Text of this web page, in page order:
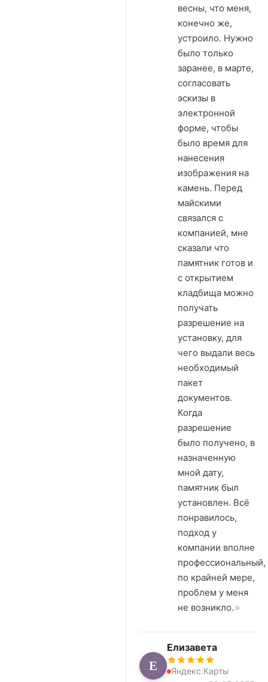
весны, что меня,
конечно же,
устроило. Нужно
было только
заранее, в марте,
согласовать
эскизы в
электронной
форме, чтобы
было время для
нанесения
изображения на
камень. Перед
майскими
связался с
компанией, мне
сказали что
памятник готов и
с открытием
кладбища можно
получать
разрешение на
установку, для
чего выдали весь
необходимый
пакет
документов.
Когда
разрешение
было получено, в
назначенную
мной дату,
памятник был
установлен. Всё
понравилось,
подход у
компании вполне
профессиональный,
по крайней мере,
проблем у меня
не возникло.
Е
Елизавета
Яндекс.Карты